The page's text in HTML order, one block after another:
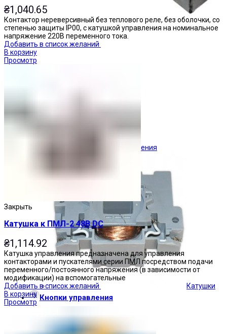
Ограничители перенапряжения
Катушки
Кнопки управления
₴1,040.65
Контактор нереверсивный без теплового реле, без оболочки, со
степенью защиты IP00, с катушкой управления на номинальное
напряжение 220В переменного тока.
Добавить в список желаний
В корзину
Просмотр
Закрыть
Катушка к ПМЛ-2 48В DC
₴1,114.92
Катушка управления предназначена для управления
контакторами и пускателями серии ПМЛ посредством подачи
переменного/постоянного напряжения (в зависимости от
модификации) на вспомогательные
Добавить в список желаний
В корзину
Просмотр